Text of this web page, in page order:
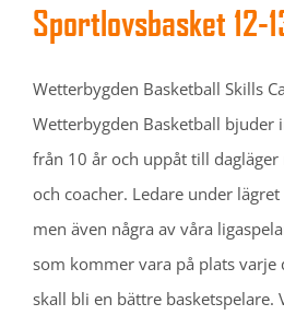
Sportlovsbasket 12-
Wetterbygden Basketball Skills
Wetterbygden Basketball bjuder
från 10 år och uppåt till dagläger
och coacher. Ledare under
men även några av våra
som kommer vara på plats varje
skall bli en bättre basketspelare.